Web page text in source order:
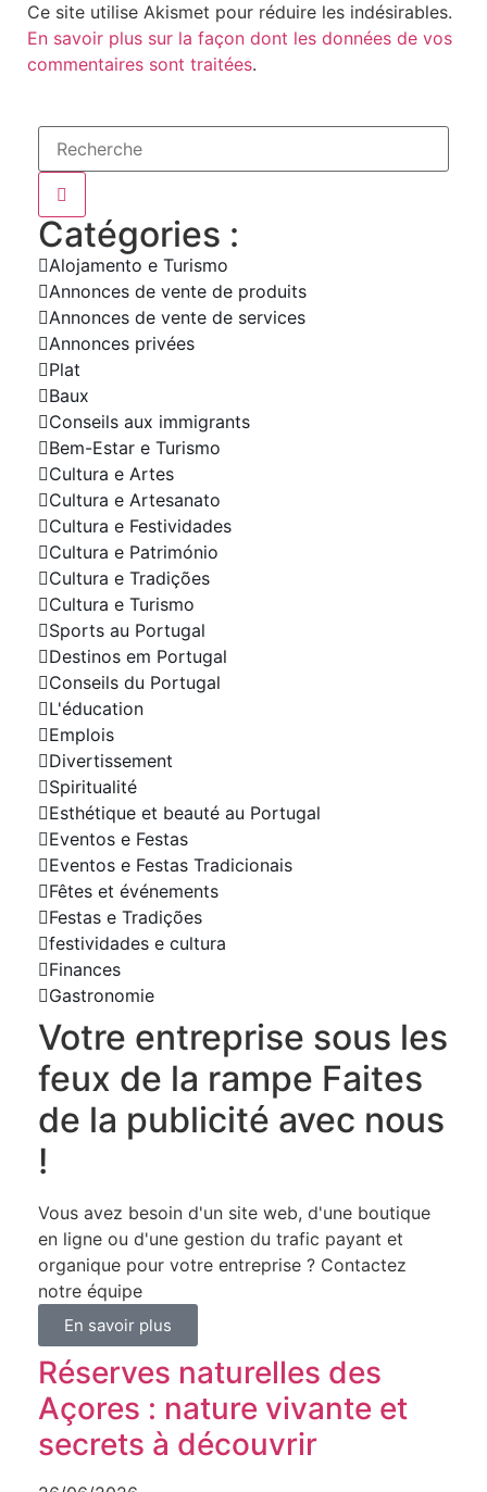
Ce site utilise Akismet pour réduire les indésirables.
En savoir plus sur la façon dont les données de vos
commentaires sont traitées.
Catégories :
Alojamento e Turismo
Annonces de vente de produits
Annonces de vente de services
Annonces privées
Plat
Baux
Conseils aux immigrants
Bem-Estar e Turismo
Cultura e Artes
Cultura e Artesanato
Cultura e Festividades
Cultura e Património
Cultura e Tradições
Cultura e Turismo
Sports au Portugal
Destinos em Portugal
Conseils du Portugal
L'éducation
Emplois
Divertissement
Spiritualité
Esthétique et beauté au Portugal
Eventos e Festas
Eventos e Festas Tradicionais
Fêtes et événements
Festas e Tradições
festividades e cultura
Finances
Gastronomie
Votre entreprise sous les
feux de la rampe Faites
de la publicité avec nous
!
Vous avez besoin d'un site web, d'une boutique
en ligne ou d'une gestion du trafic payant et
organique pour votre entreprise ? Contactez
notre équipe
En savoir plus
Réserves naturelles des
Açores : nature vivante et
secrets à découvrir